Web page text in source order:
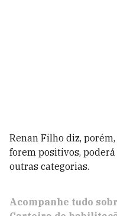
Renan Filho diz,
forem positivos,
outras categorias.
Acompanhe tudo